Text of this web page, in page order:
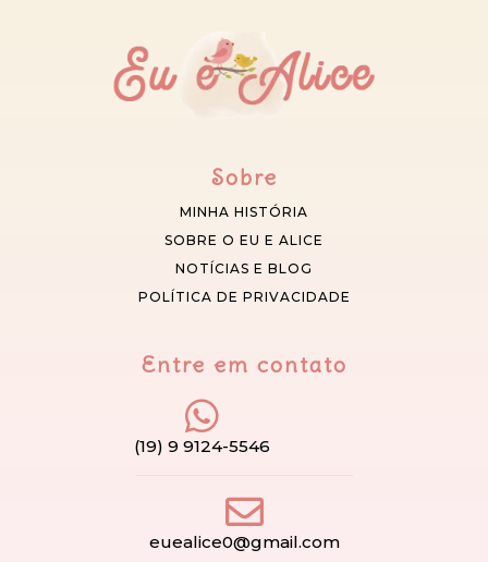
Sobre
MINHA HISTÓRIA
SOBRE O EU E ALICE
NOTÍCIAS E BLOG
POLÍTICA DE PRIVACIDADE
Entre em contato
(19) 9 9124-5546
euealice0@gmail.com